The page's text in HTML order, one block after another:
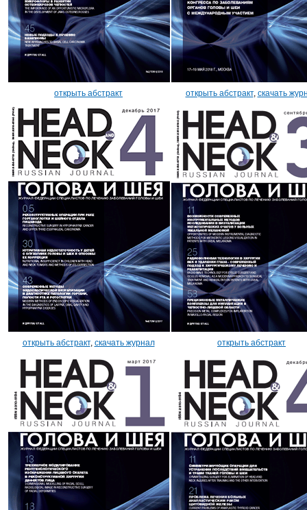
открыть абстракт открыть абстракт, скачать
открыть абстракт, скачать журнал открыть абстракт